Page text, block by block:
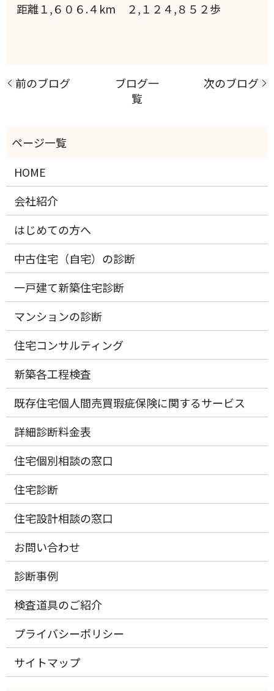
距離１,６０６.４km ２,１２４,８５２歩
前のブログ
ブログ一
覧
次のブログ
HOME
会社紹介
はじめての方へ
中古住宅（自宅）の診断
一戸建て新築住宅診断
マンションの診断
住宅コンサルティング
新築各工程検査
既存住宅個人間売買瑕疵保険に関するサービス
詳細診断料金表
住宅個別相談の窓口
住宅診断
住宅設計相談の窓口
お問い合わせ
診断事例
検査道具のご紹介
プライバシーポリシー
サイトマップ